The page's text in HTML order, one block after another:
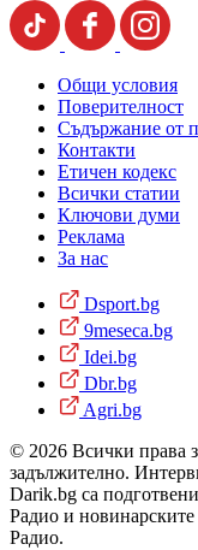
Общи условия
Поверителност
Съдържание от
Контакти
Етичен кодекс
Всички статии
Ключови думи
Реклама
За нас
Dsport.bg
9meseca.bg
Idei.bg
Dbr.bg
Agri.bg
© 2026 Всички права
задължително.
Darik.bg са
Радио и
Радио.